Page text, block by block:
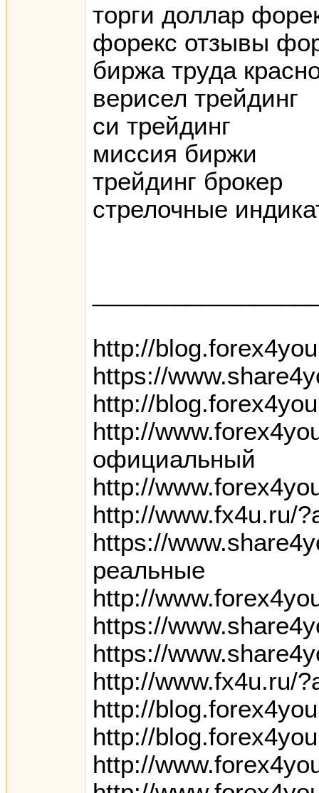
торги доллар
форекс отзывы
биржа труда
верисел трейдинг
си трейдинг
миссия биржи
трейдинг брокер
стрелочные
http://
https://
http://
http://
официальный
http://
http://www.fx4u.ru/
https://
реальные
http://
https://
https://
http://www.fx4u.ru/
http://
http://
http://